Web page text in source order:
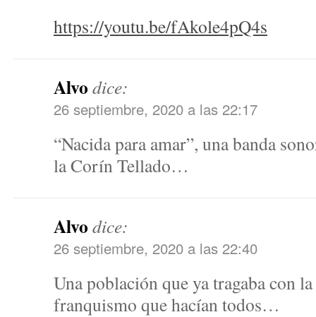
https://youtu.be/fAkole4pQ4s
Alvodice:
26 septiembre, 2020 a las 22:17
“Nacida para amar”, una banda
la Corín Tellado…
Alvodice:
26 septiembre, 2020 a las 22:40
Una población que ya tragaba con
franquismo que hacían todos…